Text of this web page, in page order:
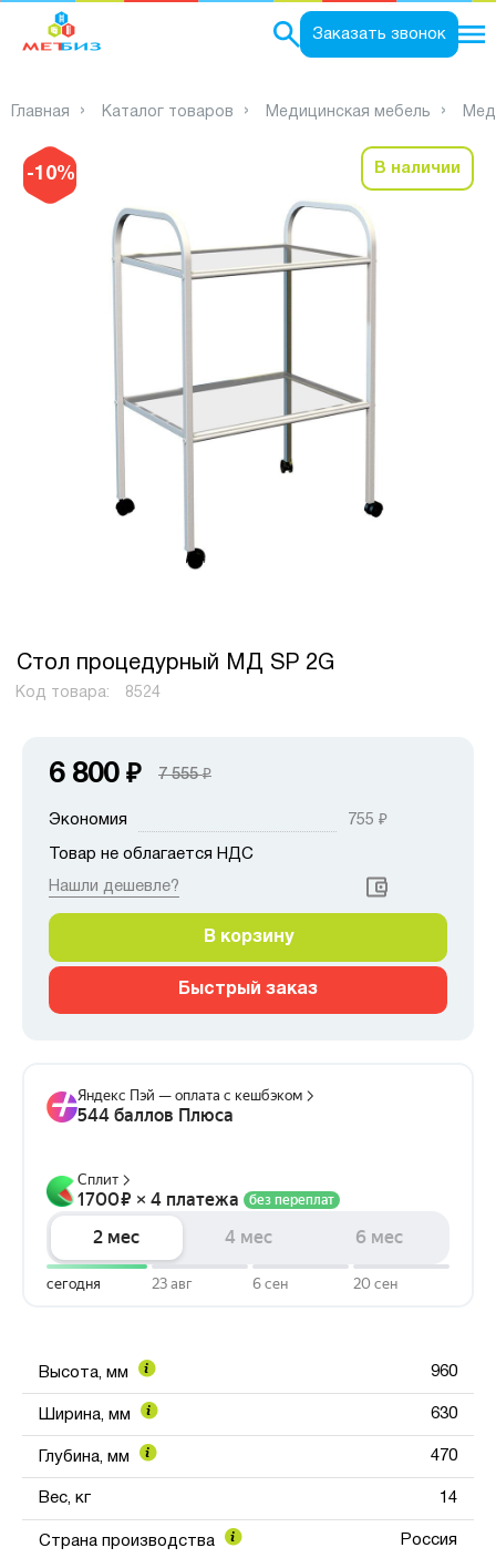
Заказать звонок
Главная Каталог товаров Медицинская мебель
-10% В наличии
Стол процедурный МД SP 2G
Код товара: 8524
6 800 ₽ 7 555₽
Экономия 755 ₽
Товар не облагается НДС
Нашли дешевле?
В корзину
Быстрый заказ
Высота, мм 960
Ширина, мм 630
Глубина, мм 470
Вес, кг 14
Страна производства Россия